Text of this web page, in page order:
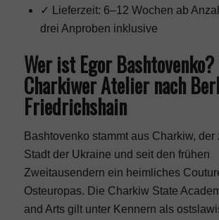
✓ Lieferzeit: 6–12 Wochen ab
drei Anproben inklusive
Wer ist Egor Bashtovenko?
Charkiwer Atelier nach
Friedrichshain
Bashtovenko stammt aus Charkiw,
Stadt der Ukraine und seit den frühen
Zweitausendern ein heimliches
Osteuropas. Die Charkiw State
and Arts gilt unter Kennern als